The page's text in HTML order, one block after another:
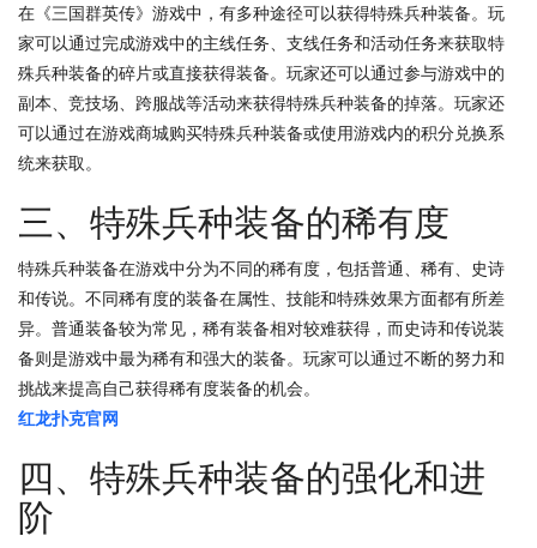
在《三国群英传》游戏中，有多种途径可以获得特殊兵种装备。玩
家可以通过完成游戏中的主线任务、支线任务和活动任务来获取特
殊兵种装备的碎片或直接获得装备。玩家还可以通过参与游戏中的
副本、竞技场、跨服战等活动来获得特殊兵种装备的掉落。玩家还
可以通过在游戏商城购买特殊兵种装备或使用游戏内的积分兑换系
统来获取。
三、特殊兵种装备的稀有度
特殊兵种装备在游戏中分为不同的稀有度，包括普通、稀有、史诗
和传说。不同稀有度的装备在属性、技能和特殊效果方面都有所差
异。普通装备较为常见，稀有装备相对较难获得，而史诗和传说装
备则是游戏中最为稀有和强大的装备。玩家可以通过不断的努力和
挑战来提高自己获得稀有度装备的机会。
红龙扑克官网
四、特殊兵种装备的强化和进
阶